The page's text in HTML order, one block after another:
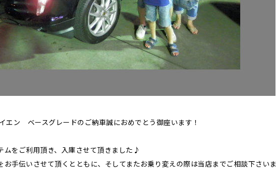
エン ベースグレードのご納車誠におめでとう御座います！
ムをご利用頂き、入庫させて頂きました♪
お手伝いさせて頂くとともに、そしてまたお乗り変えの際は当店までご相談下さいま